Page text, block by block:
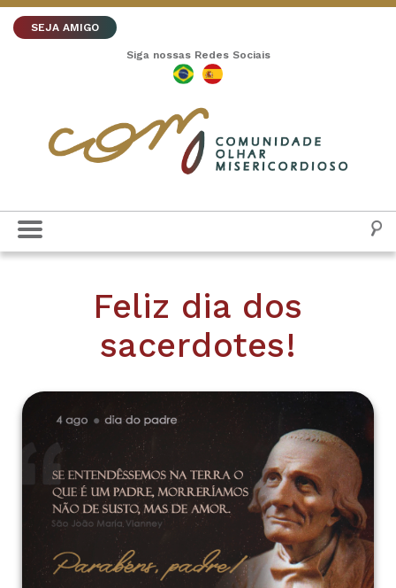
SEJA AMIGO
Siga nossas Redes Sociais
Feliz dia dos
sacerdotes!